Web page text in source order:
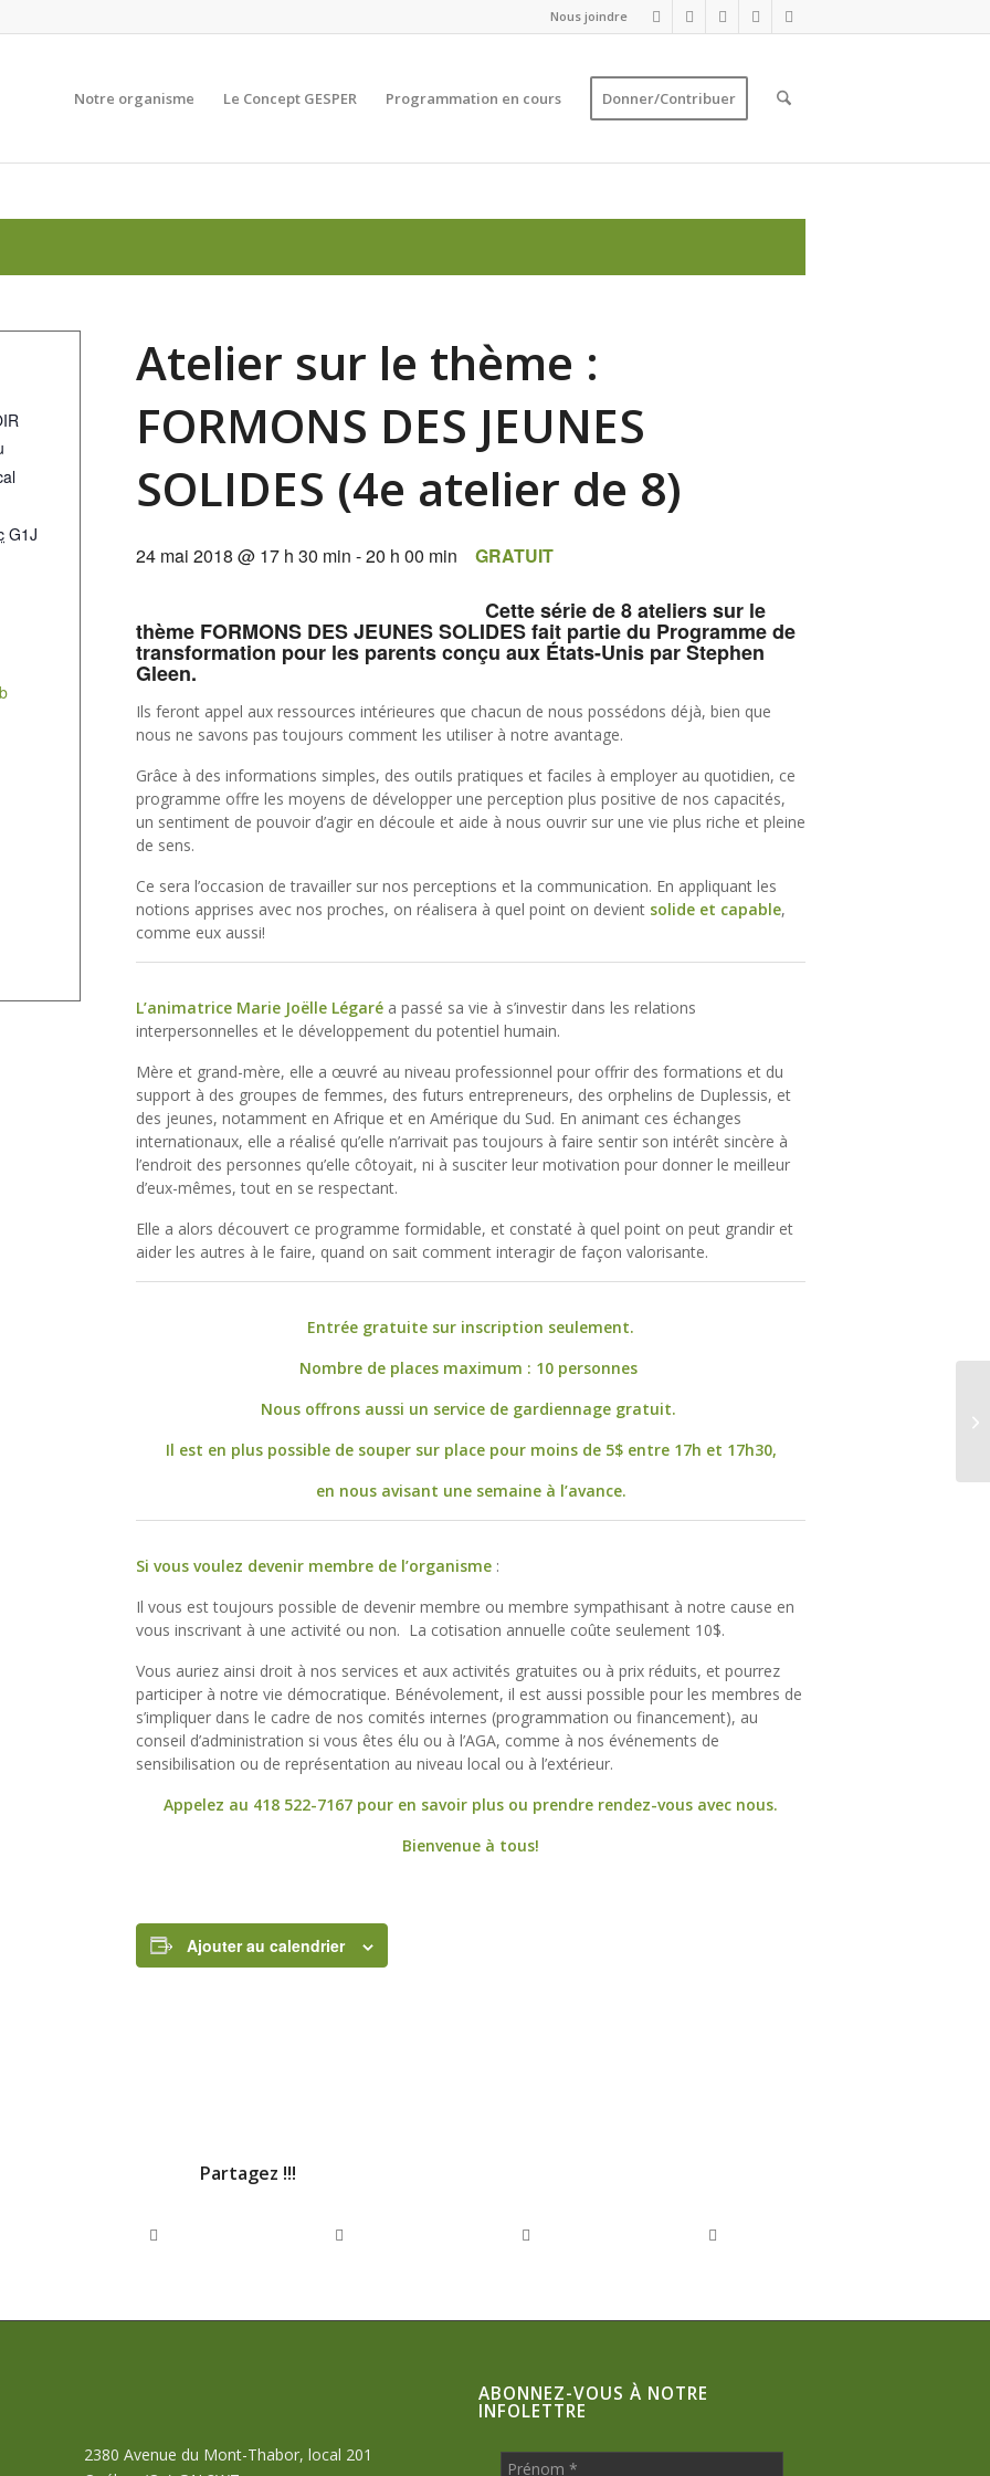
Nous joindre
Notre organisme Le Concept GESPER Programmation en cours Donner/Contribuer
Atelier sur le thème :
FORMONS DES JEUNES
SOLIDES (4e atelier de 8)
24 mai 2018 @ 17 h 30 min -20 h 00 min GRATUIT
Cette série de 8ateliers sur le
thème FORMONS DES JEUNES SOLIDESfait partie du Programme de
transformation pour les parents conçu aux États-Unis par Stephen
Gleen.
Ils feront appel aux ressources intérieures que chacun de nous possédons déjà, bien que
nous ne savons pas toujours comment les utiliser à notre avantage.
Grâce à des informations simples, des outils pratiques et faciles à employer au quotidien, ce
programme offre les moyens de développer une perception plus positive de nos capacités,
un sentiment de pouvoir d’agir en découle et aide à nous ouvrir sur une vie plus riche et pleine
de sens.
Ce sera l’occasion de travailler sur nos perceptions et la communication. En appliquant les
notions apprises avec nos proches, on réalisera à quel point on devient solide et capable,
comme eux aussi!
L’animatrice Marie Joëlle Légaré a passé sa vie à s’investir dans les relations
interpersonnelles et le développement du potentiel humain.
Mère et grand-mère, elle a œuvré au niveau professionnel pour offrir des formations et du
support à des groupes de femmes, des futurs entrepreneurs, des orphelins de Duplessis, et
des jeunes, notamment en Afrique et en Amérique du Sud. En animant ces échanges
internationaux, elle a réalisé qu’elle n’arrivait pas toujours à faire sentir son intérêt sincère à
l’endroit des personnes qu’elle côtoyait, ni à susciter leur motivation pour donner le meilleur
d’eux-mêmes, tout en se respectant.
Elle a alors découvert ce programme formidable, et constaté à quel point on peut grandir et
aider les autres à le faire, quand on sait comment interagir de façon valorisante.
Entrée gratuite sur inscription seulement.
Nombre de places maximum : 10 personnes
Nous offrons aussi un service de gardiennage gratuit.
Il est en plus possible de souper sur place pour moins de 5$ entre 17h et 17h30,
en nous avisant une semaine à l’avance.
Si vous voulez devenir membre de l’organisme :
Il vous est toujours possible de devenir membre ou membre sympathisant à notre cause en
vous inscrivant à une activité ou non. La cotisation annuelle coûte seulement 10$.
Vous auriez ainsi droit à nos services et aux activités gratuites ou à prix réduits, et pourrez
participer à notre vie démocratique. Bénévolement, il est aussi possible pour les membres de
s’impliquer dans le cadre de nos comités internes (programmation ou financement), au
conseil d’administration si vous êtes élu ou à l’AGA, comme à nos événements de
sensibilisation ou de représentation au niveau local ou à l’extérieur.
Appelez au 418 522-7167 pour en savoir plus ou prendre rendez-vous avec nous.
Bienvenue à tous!
Ajouter au calendrier
G1J
Partagez !!!
2380 Avenue du Mont-Thabor, local 201
ABONNEZ-VOUS À NOTRE
INFOLETTRE